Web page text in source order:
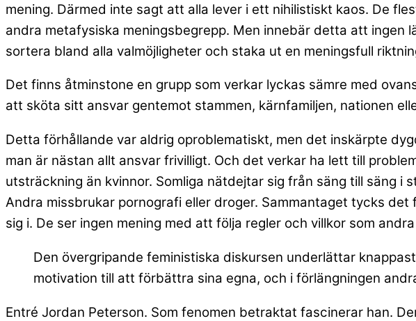
mening. Därmed inte sagt att alla lever i ett nihilistiskt kaos. De
andra metafysiska meningsbegrepp. Men innebär detta att ingen
sortera bland alla valmöjligheter och staka ut en meningsfull
Det finns åtminstone en grupp som verkar lyckas sämre med
att sköta sitt ansvar gentemot stammen, kärnfamiljen, nationen
Detta förhållande var aldrig oproblematiskt, men det inskärpte
man är nästan allt ansvar frivilligt. Och det verkar ha lett till
utsträckning än kvinnor. Somliga nätdejtar sig från säng till säng
Andra missbrukar pornografi eller droger. Sammantaget tycks
sig i. De ser ingen mening med att följa regler och villkor som
Den övergripande feministiska diskursen underlättar
motivation till att förbättra sina egna, och i förlängningen
Entré Jordan Peterson. Som fenomen betraktat fascinerar han.